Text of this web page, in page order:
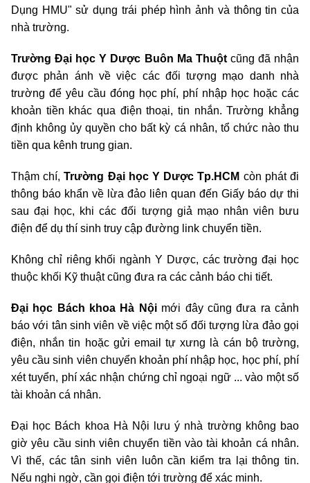
Dụng HMU" sử dụng trái phép hình ảnh và thông tin của
nhà trường.
Trường Đại học Y Dược Buôn Ma Thuộtcũng đã nhận
được phản ánh về việc các đối tượng mạo danh nhà
trường để yêu cầu đóng học phí, phí nhập học hoặc các
khoản tiền khác qua điện thoại, tin nhắn. Trường khẳng
định không ủy quyền cho bất kỳ cá nhân, tổ chức nào thu
tiền qua kênh trung gian.
Thậm chí,Trường Đại học Y Dược Tp.HCM còn phát đi
thông báo khẩn về lừa đảo liên quan đến Giấy báo dự thi
sau đại học, khi các đối tượng giả mạo nhân viên bưu
điện để dụ thí sinh truy cập đường link chuyển tiền.
Không chỉ riêng khối ngành Y Dược, các trường đại học
thuộc khối Kỹ thuật cũng đưa ra các cảnh báo chi tiết.
Đại học Bách khoa Hà Nộimới đây cũng đưa ra cảnh
báo với tân sinh viên về việc một số đối tượng lừa đảo gọi
điện, nhắn tin hoặc gửi email tự xưng là cán bộ trường,
yêu cầu sinh viên chuyển khoản phí nhập học, học phí, phí
xét tuyển, phí xác nhận chứng chỉ ngoại ngữ ... vào một số
tài khoản cá nhân.
Đại học Bách khoa Hà Nội lưu ý nhà trường không bao
giờ yêu cầu sinh viên chuyển tiền vào tài khoản cá nhân.
Vì thế, các tân sinh viên luôn cần kiểm tra lại thông tin.
Nếu nghi ngờ, cần gọi điện tới trường để xác minh.